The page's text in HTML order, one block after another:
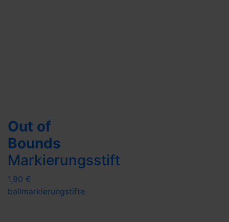
Out of
Bounds
Markierungsstift
1,90 €
ballmarkierungstifte